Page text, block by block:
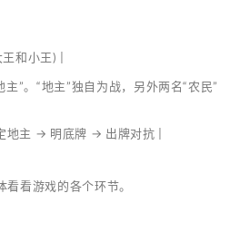
和小王) |
主”。“地主”独自为战，另外两名“农民”
地主 → 明底牌 → 出牌对抗 |
看游戏的各个环节。